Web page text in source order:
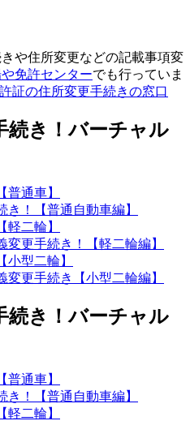
や住所変更などの記載事項変
免許センターでも行っていま
証の住所変更手続きの窓口
続き！バーチャル
普通車】
軽二輪】
小型二輪】
続き！バーチャル
普通車】
軽二輪】